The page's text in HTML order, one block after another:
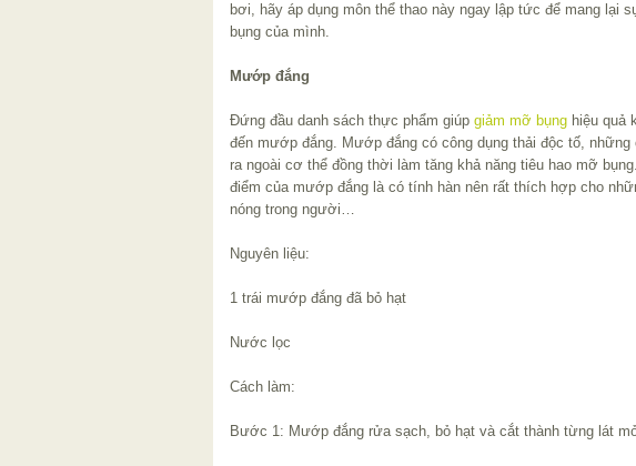
bơi, hãy áp dụng môn thể thao này ngay lập tức để mang lại
bụng của mình.
Mướp đắng
Đứng đầu danh sách thực phẩm giúp giảm mỡ bụng hiệu quả
đến mướp đắng. Mướp đắng có công dụng thải độc tố, những
ra ngoài cơ thể đồng thời làm tăng khả năng tiêu hao mỡ
điểm của mướp đắng là có tính hàn nên rất thích hợp cho
nóng trong người…
Nguyên liệu:
1 trái mướp đắng đã bỏ hạt
Nước lọc
Cách làm:
Bước 1: Mướp đắng rửa sạch, bỏ hạt và cắt thành từng lát